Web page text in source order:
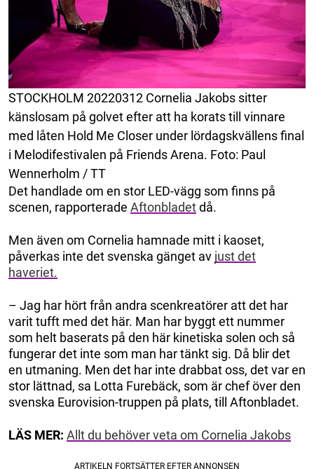
STOCKHOLM 20220312 Cornelia Jakobs sitter
känslosam på golvet efter att ha korats till vinnare
med låten Hold Me Closer under lördagskvällens final
i Melodifestivalen på Friends Arena. Foto: Paul
Wennerholm / TT
Det handlade om en stor LED-vägg som finns på
scenen, rapporterade Aftonbladetdå.
Men även om Cornelia hamnade mitt i kaoset,
påverkas inte det svenska gänget av just det
haveriet.
– Jag har hört från andra scenkreatörer att det har
varit tufft med det här. Man har byggt ett nummer
som helt baserats på den här kinetiska solen och så
fungerar det inte som man har tänkt sig. Då blir det
en utmaning. Men det har inte drabbat oss, det var en
stor lättnad, sa Lotta Furebäck, som är chef över den
svenska Eurovision-truppen på plats, till Aftonbladet.
LÄS MER: Allt du behöver veta om Cornelia Jakobs